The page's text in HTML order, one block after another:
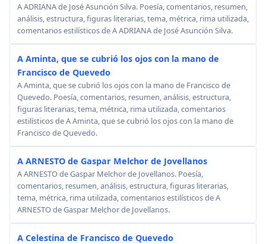
A ADRIANA de José Asunción Silva. Poesía, comentarios, resumen,
análisis, estructura, figuras literarias, tema, métrica, rima utilizada,
comentarios estilísticos de A ADRIANA de José Asunción Silva.
A Aminta, que se cubrió los ojos con la mano de
Francisco de Quevedo
A Aminta, que se cubrió los ojos con la mano de Francisco de
Quevedo. Poesía, comentarios, resumen, análisis, estructura,
figuras literarias, tema, métrica, rima utilizada, comentarios
estilísticos de A Aminta, que se cubrió los ojos con la mano de
Francisco de Quevedo.
A ARNESTO de Gaspar Melchor de Jovellanos
A ARNESTO de Gaspar Melchor de Jovellanos. Poesía,
comentarios, resumen, análisis, estructura, figuras literarias,
tema, métrica, rima utilizada, comentarios estilísticos de A
ARNESTO de Gaspar Melchor de Jovellanos.
A Celestina de Francisco de Quevedo